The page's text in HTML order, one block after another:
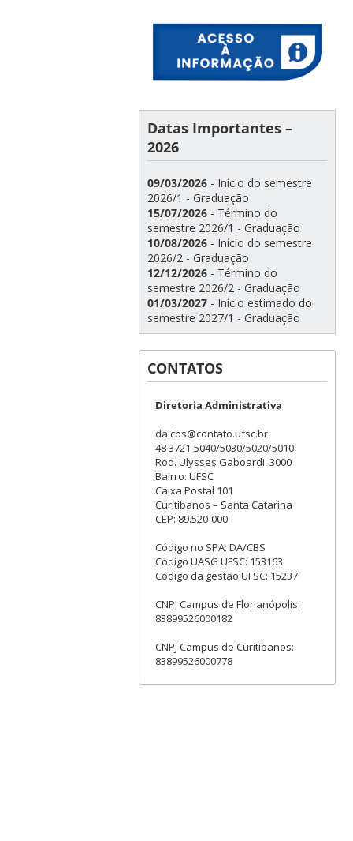
Datas Importantes –
2026
09/03/2026 - Início do semestre
2026/1 - Graduação
15/07/2026 - Término do
semestre 2026/1 - Graduação
10/08/2026 - Início do semestre
2026/2 - Graduação
12/12/2026 - Término do
semestre 2026/2 - Graduação
01/03/2027 - Início estimado do
semestre 2027/1 - Graduação
CONTATOS
Diretoria Administrativa
da.cbs@contato.ufsc.br
48 3721-5040/5030/5020/5010
Rod. Ulysses Gaboardi, 3000
Bairro: UFSC
Caixa Postal 101
Curitibanos – Santa Catarina
CEP: 89.520-000
Código no SPA: DA/CBS
Código UASG UFSC: 153163
Código da gestão UFSC: 15237
CNPJ Campus de Florianópolis:
83899526000182
CNPJ Campus de Curitibanos:
83899526000778